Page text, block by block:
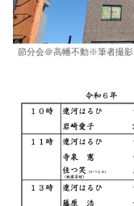
節分会＠高幡不動※筆者撮影